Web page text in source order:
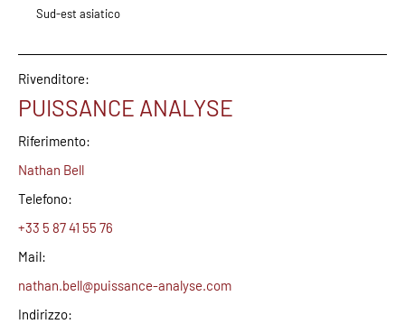
Sud-est asiatico
Rivenditore:
PUISSANCE ANALYSE
Riferimento:
Nathan Bell
Telefono:
+33 5 87 41 55 76
Mail:
nathan.bell@puissance-analyse.com
Indirizzo: